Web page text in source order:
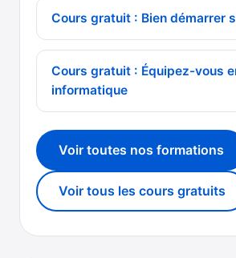
Cours gratuit : Bien démarrer
Cours gratuit : Équipez-vous
informatique
Voir toutes nos formations
Voir tous les cours gratuits